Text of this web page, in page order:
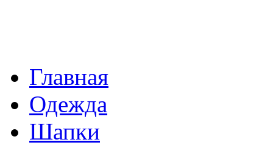
Главная
Одежда
Шапки